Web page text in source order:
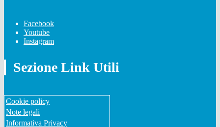
Facebook
Youtube
Instagram
Sezione Link Utili
Cookie policy
Note legali
Informativa Privacy